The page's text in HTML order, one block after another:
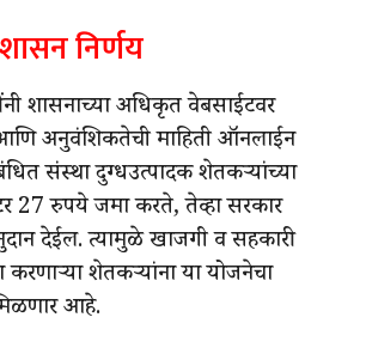
निर्णय
शासनाच्या अधिकृत वेबसाईटवर
आणि अनुवंशिकतेची माहिती ऑनलाईन
संस्था दुग्धउत्पादक शेतकऱ्यांच्या
27 रुपये जमा करते, तेव्हा सरकार
देईल. त्यामुळे खाजगी व सहकारी
करणाऱ्या शेतकऱ्यांना या योजनेचा
आहे.